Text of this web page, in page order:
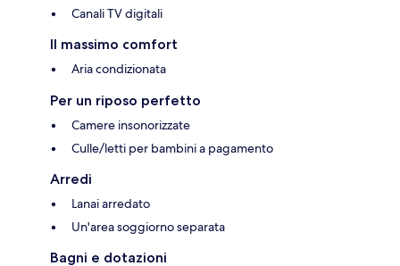
Canali TV digitali
Il massimo comfort
Aria condizionata
Per un riposo perfetto
Camere insonorizzate
Culle/letti per bambini a pagamento
Arredi
Lanai arredato
Un'area soggiorno separata
Bagni e dotazioni